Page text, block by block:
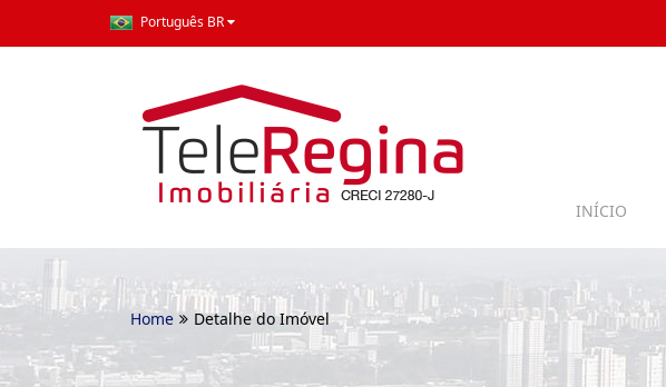
Português BR
INÍCIO
Home Detalhe do Imóvel